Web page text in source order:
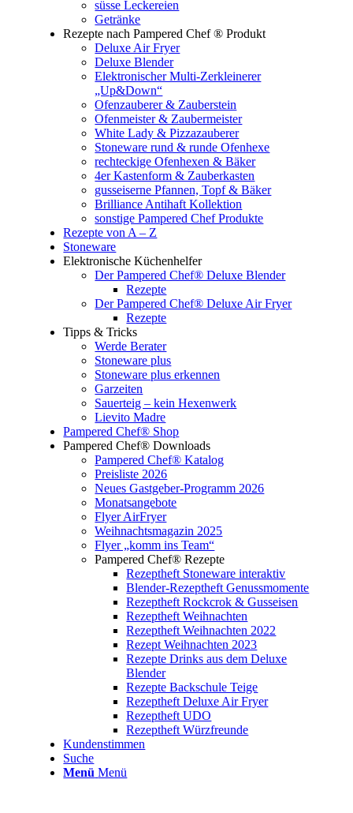
süsse Leckereien
Getränke
Rezepte nach Pampered Chef ® Produkt
Deluxe Air Fryer
Deluxe Blender
Elektronischer Multi-Zerkleinerer
„Up&Down“
Ofenzauberer & Zauberstein
Ofenmeister & Zaubermeister
White Lady & Pizzazauberer
Stoneware rund & runde Ofenhexe
rechteckige Ofenhexen & Bäker
4er Kastenform & Zauberkasten
gusseiserne Pfannen, Topf & Bäker
Brilliance Antihaft Kollektion
sonstige Pampered Chef Produkte
Rezepte von A – Z
Stoneware
Elektronische Küchenhelfer
Der Pampered Chef® Deluxe Blender
Rezepte
Der Pampered Chef® Deluxe Air Fryer
Rezepte
Tipps & Tricks
Werde Berater
Stoneware plus
Stoneware plus erkennen
Garzeiten
Sauerteig – kein Hexenwerk
Lievito Madre
Pampered Chef® Shop
Pampered Chef® Downloads
Pampered Chef® Katalog
Preisliste 2026
Neues Gastgeber-Programm 2026
Monatsangebote
Flyer AirFryer
Weihnachtsmagazin 2025
Flyer „komm ins Team“
Pampered Chef® Rezepte
Rezeptheft Stoneware interaktiv
Blender-Rezeptheft Genussmomente
Rezeptheft Rockcrok & Gusseisen
Rezeptheft Weihnachten
Rezeptheft Weihnachten 2022
Rezept Weihnachten 2023
Rezepte Drinks aus dem Deluxe
Blender
Rezepte Backschule Teige
Rezeptheft Deluxe Air Fryer
Rezeptheft UDO
Rezeptheft Würzfreunde
Kundenstimmen
Suche
Menü Menü